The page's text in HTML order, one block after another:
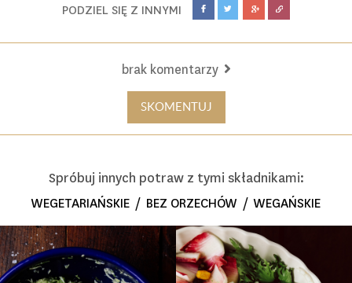
PODZIEL SIĘ Z INNYMI
brak komentarzy
SKOMENTUJ
Spróbuj innych potraw z tymi składnikami:
WEGETARIAŃSKIE / BEZ ORZECHÓW /WEGAŃSKIE